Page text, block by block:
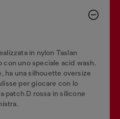
in nylon Taslan
uno speciale acid wash.
ha una silhouette oversize
per giocare con lo
patch D rossa in silicone